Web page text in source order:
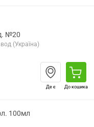
№20
(Україна)
Де є До кошика
100мл